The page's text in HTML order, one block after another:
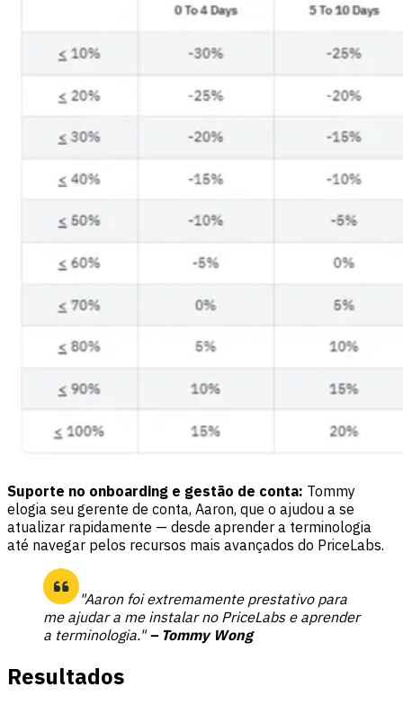
Suporte no onboarding e gestão de conta: Tommy
elogia seu gerente de conta, Aaron, que o ajudou a se
atualizar rapidamente — desde aprender a terminologia
até navegar pelos recursos mais avançados do PriceLabs.
"Aaron foi extremamente prestativo para
me ajudar a me instalar no PriceLabs e aprender
a terminologia."– Tommy Wong
Resultados